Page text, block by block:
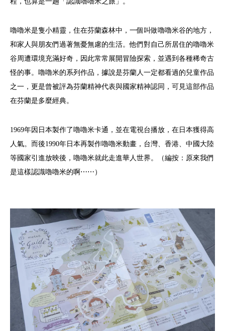
嚕嚕米是隻小精靈，住在芬蘭森林中，一個叫做嚕嚕米谷的地方，
和家人與朋友們過著無憂無慮的生活。他們對自己所居住的嚕嚕米
谷周遭環境充滿好奇，因此常常展開冒險探索，並遇到各種稀奇古
怪的事。嚕嚕米的系列作品，據說是芬蘭人一定都看過的兒童作品
之一，更是曾被評為芬蘭精神代表與國家精神認同，可見這部作品
在芬蘭是多麼經典。
1969年因日本製作了嚕嚕米卡通，並在電視台播放，在日本獲得高
人氣。而後1990年日本再製作嚕嚕米動畫，台灣、香港、中國大陸
等國家引進放映後，嚕嚕米就此走進華人世界。（編按：原來我們
是這樣認識嚕嚕米的啊⋯⋯）